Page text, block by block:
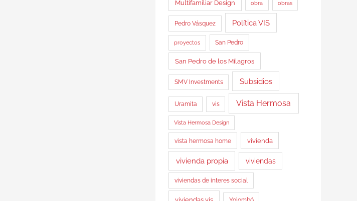
Multifamiliar Design obra obras
Pedro Vásquez Política VIS
proyectos San Pedro
San Pedro de los Milagros
SMV Investments Subsidios
Uramita vis Vista Hermosa
Vista Hermosa Design
vista hermosa home vivienda
vivienda propia viviendas
viviendas de interes social